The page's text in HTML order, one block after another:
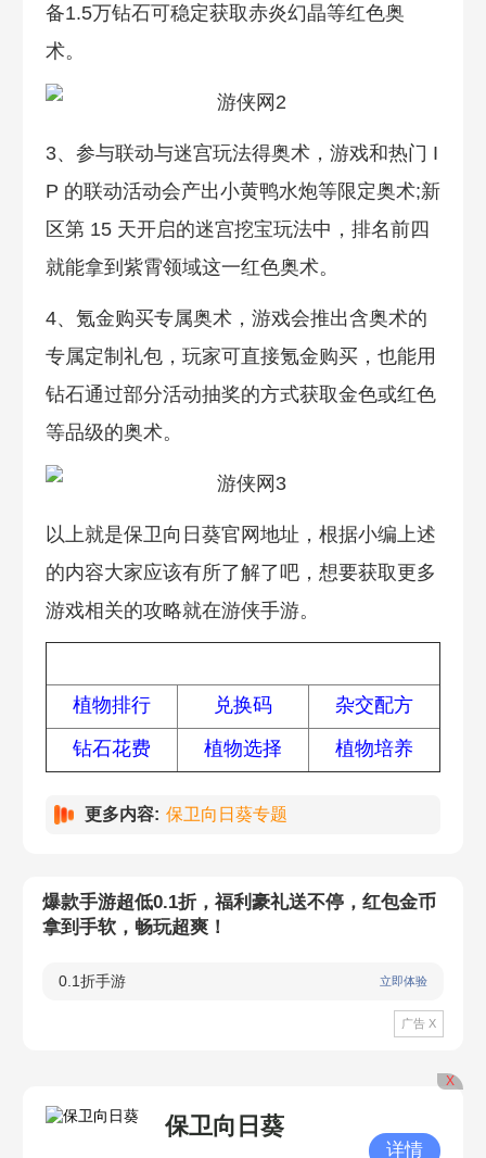
备1.5万钻石可稳定获取赤炎幻晶等红色奥
术。
3、参与联动与迷宫玩法得奥术，游戏和热门 I
P 的联动活动会产出小黄鸭水炮等限定奥术;新
区第 15 天开启的迷宫挖宝玩法中，排名前四
就能拿到紫霄领域这一红色奥术。
4、氪金购买专属奥术，游戏会推出含奥术的
专属定制礼包，玩家可直接氪金购买，也能用
钻石通过部分活动抽奖的方式获取金色或红色
等品级的奥术。
以上就是保卫向日葵官网地址，根据小编上述
的内容大家应该有所了解了吧，想要获取更多
游戏相关的攻略就在游侠手游。
植物排行 兑换码
杂交配方
钻石花费
植物选择 植物培养
更多内容: 保卫向日葵专题
爆款手游超低0.1折，福利豪礼送不停，红包金币
拿到手软，畅玩超爽！
0.1折手游 立即体验
广告 X
X
保卫向日葵
详情